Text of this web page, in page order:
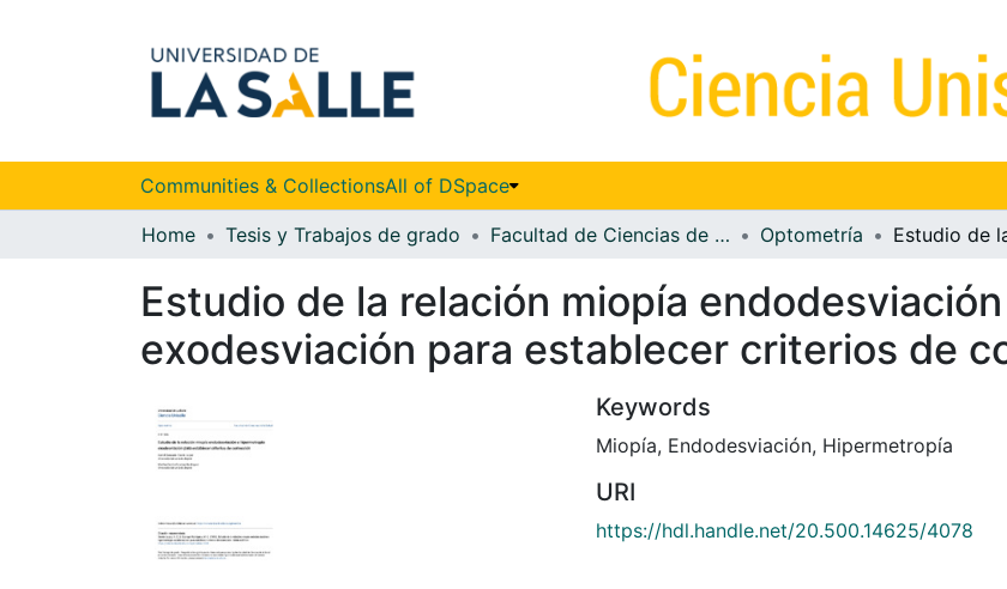
Communities & CollectionsAll of DSpace
Home Tesis y Trabajos de grado Facultad de Ciencias de la Salud Optometría
Estudio de la relación miopía
exodesviación para establecer criterios de
Keywords
Miopía, Endodesviación, Hipermetropía
URI
https://hdl.handle.net/20.500.14625/4078